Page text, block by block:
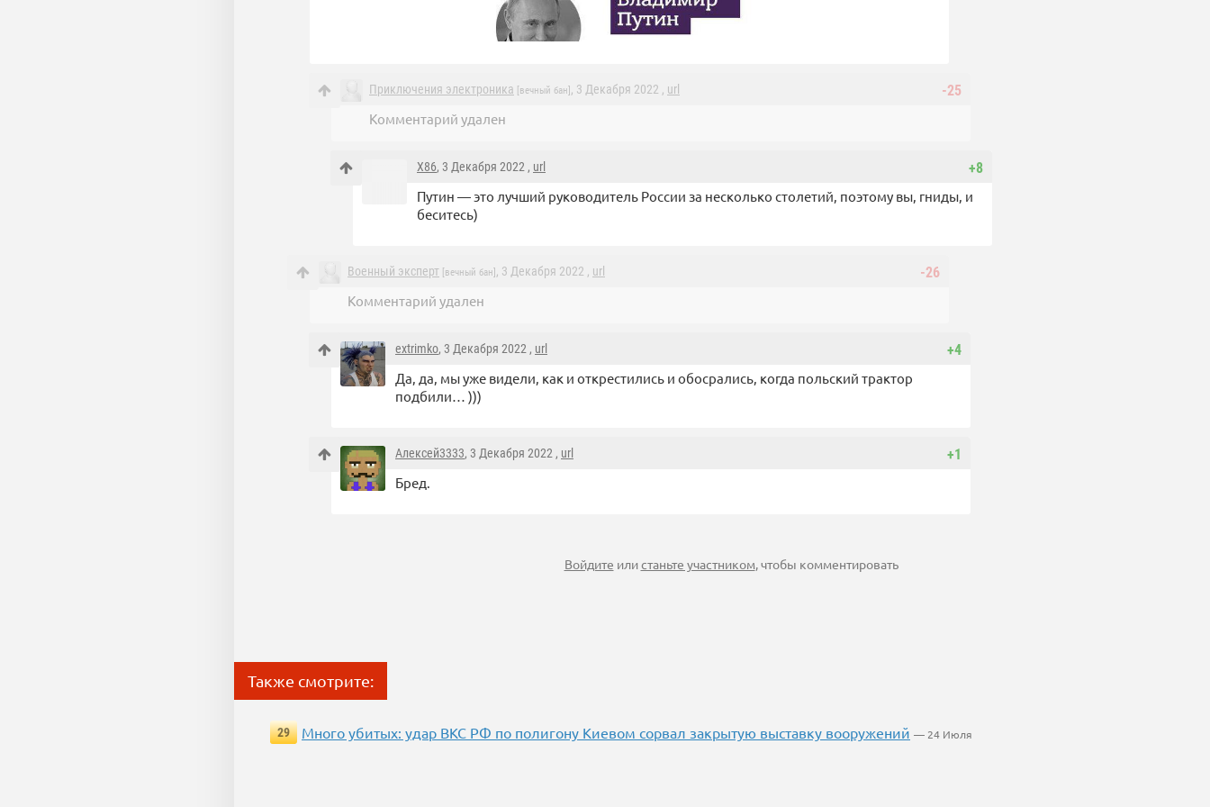
-25
Приключения электроника [вечный бан] , 3 Декабря 2022 , url
Комментарий удален
+8
X86, 3 Декабря 2022 , url
Путин — это лучший руководитель России за несколько столетий, поэтому вы, гниды, и
беситесь)
-26
Военный эксперт [вечный бан] , 3 Декабря 2022 , url
Комментарий удален
+4
extrimko, 3 Декабря 2022 , url
Да, да, мы уже видели, как и открестились и обосрались, когда польский трактор
подбили… )))
+1
Алексей3333, 3 Декабря 2022 , url
Бред.
Войдите илистаньте участником, чтобы комментировать
Также смотрите:
29 Много убитых: удар ВКС РФ по полигону Киевом сорвал закрытую выставку вооружений — 24 Июля